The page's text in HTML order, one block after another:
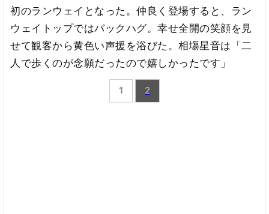
初のランウェイとなった。仲良く登場すると、ラン
ウェイトップではバックハグ。幸せ全開の笑顔を見
せて観客から黄色い声援を浴びた。相塲星音は「二
人で歩くのが念願だったので嬉しかったです」
1 2